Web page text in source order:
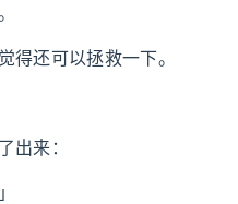
得还可以拯救一下。
出来：